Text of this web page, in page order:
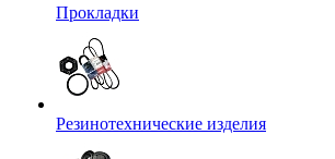
Прокладки
Резинотехнические изделия